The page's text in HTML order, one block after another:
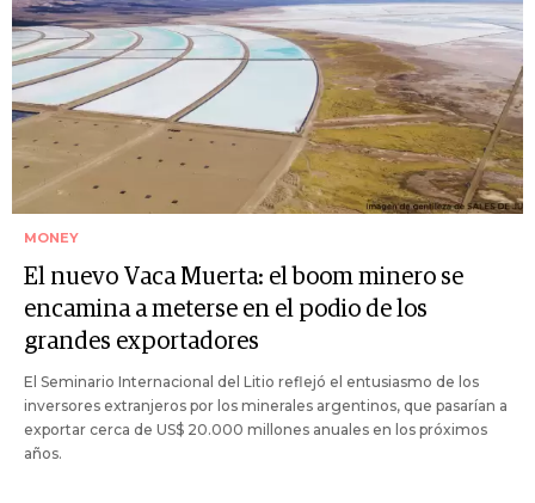
MONEY
El nuevo Vaca Muerta: el boom minero se
encamina a meterse en el podio de los
grandes exportadores
El Seminario Internacional del Litio reflejó el entusiasmo de los
inversores extranjeros por los minerales argentinos, que pasarían a
exportar cerca de US$ 20.000 millones anuales en los próximos
años.